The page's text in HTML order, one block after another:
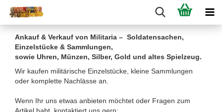
Ankauf & Verkauf von Militaria – Soldatensachen,
Einzelstücke & Sammlungen,
sowie Uhren, Münzen, Silber, Gold und altes Spielzeug.
Wir kaufen militärische Einzelstücke, kleine Sammlungen
oder komplette Nachlässe an.
Wenn Ihr uns etwas anbieten möchtet oder Fragen zum